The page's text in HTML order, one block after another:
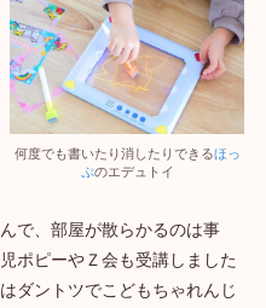
何度でも書いたり消したりできるほっ
ぷのエデュトイ
で、部屋が散らかるのは事
ポピーやＺ会も受講しました
ダントツでこどもちゃれんじ